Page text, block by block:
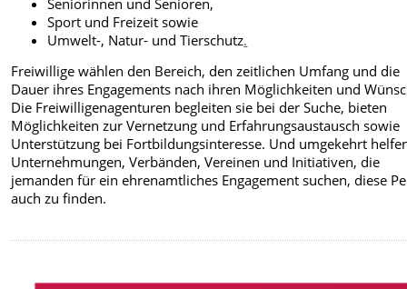
Sport und Freizeit sowie
Umwelt-, Natur- und Tierschutz.
Freiwillige wählen den Bereich, den zeitlichen Umfang und die
Dauer ihres Engagements nach ihren Möglichkeiten und
Die Freiwilligenagenturen begleiten sie bei der Suche, bieten
Möglichkeiten zur Vernetzung und Erfahrungsaustausch sowie
Unterstützung bei Fortbildungsinteresse. Und umgekehrt
Unternehmungen, Verbänden, Vereinen und Initiativen, die
jemanden für ein ehrenamtliches Engagement suchen, diese
auch zu finden.